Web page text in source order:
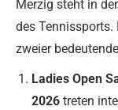
Merzig steht in
des Tennissports.
zweier
Ladies Open
2026 treten